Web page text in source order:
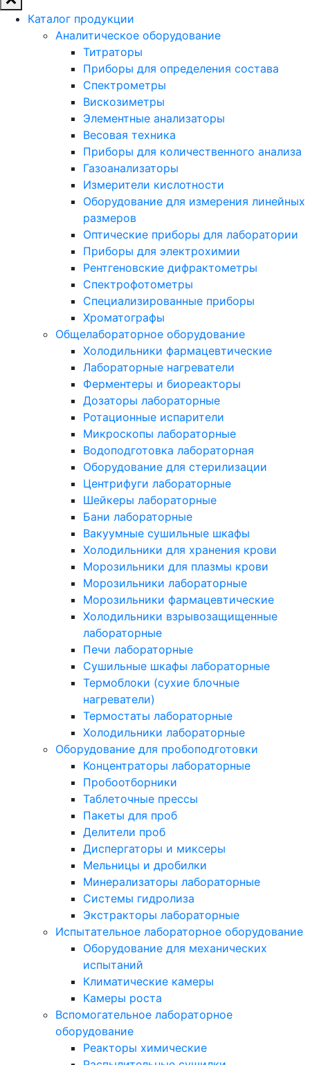
Каталог продукции
Аналитическое оборудование
Титраторы
Приборы для определения состава
Спектрометры
Вискозиметры
Элементные анализаторы
Весовая техника
Приборы для количественного анализа
Газоанализаторы
Измерители кислотности
Оборудование для измерения линейных
размеров
Оптические приборы для лаборатории
Приборы для электрохимии
Рентгеновские дифрактометры
Спектрофотометры
Специализированные приборы
Хроматографы
Общелабораторное оборудование
Холодильники фармацевтические
Лабораторные нагреватели
Ферментеры и биореакторы
Дозаторы лабораторные
Ротационные испарители
Микроскопы лабораторные
Водоподготовка лабораторная
Оборудование для стерилизации
Центрифуги лабораторные
Шейкеры лабораторные
Бани лабораторные
Вакуумные сушильные шкафы
Холодильники для хранения крови
Морозильники для плазмы крови
Морозильники лабораторные
Морозильники фармацевтические
Холодильники взрывозащищенные
лабораторные
Печи лабораторные
Сушильные шкафы лабораторные
Термоблоки (сухие блочные
нагреватели)
Термостаты лабораторные
Холодильники лабораторные
Оборудование для пробоподготовки
Концентраторы лабораторные
Пробоотборники
Таблеточные прессы
Пакеты для проб
Делители проб
Диспергаторы и миксеры
Мельницы и дробилки
Минерализаторы лабораторные
Системы гидролиза
Экстракторы лабораторные
Испытательное лабораторное оборудование
Оборудование для механических
испытаний
Климатические камеры
Камеры роста
Вспомогательное лабораторное
оборудование
Реакторы химические